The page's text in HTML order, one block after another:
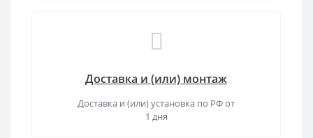
Доставка и (или) монтаж
Доставка и (или) установка по РФ от
1 дня